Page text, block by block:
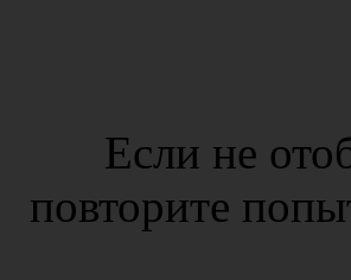
Если не
повторите